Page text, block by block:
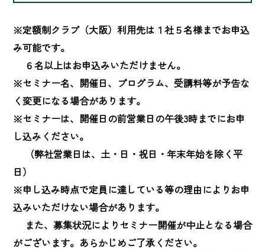
※定額制クラブ（大阪）利用先は１社５名様までお申込
み可能です。
６名以上はお申込みいただけません。
※セミナー名、開催日、プログラム、受講料等が予告な
く変更になる場合があります。
※セミナーは、開催日の前営業日の午後3時までにお申
し込みください。
（弊社営業日は、土・日・祝日・年末年始を除く平
日）
※申し込み時点で定員に達している等の理由によりお申
込みいただけない場合があります。
また、募集状況によりセミナー開催が中止となる場合
がございます。あらかじめご了承ください。